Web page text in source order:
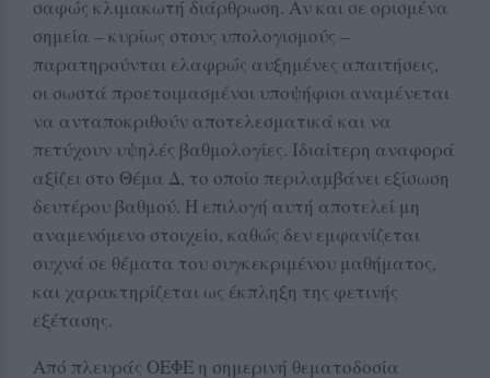
σαφώς κλιμακωτή διάρθρωση. Αν και σε ορισμένα
σημεία – κυρίως στους υπολογισμούς –
παρατηρούνται ελαφρώς αυξημένες απαιτήσεις,
οι σωστά προετοιμασμένοι υποψήφιοι αναμένεται
να ανταποκριθούν αποτελεσματικά και να
πετύχουν υψηλές βαθμολογίες. Ιδιαίτερη αναφορά
αξίζει στο Θέμα Δ, το οποίο περιλαμβάνει εξίσωση
δευτέρου βαθμού. Η επιλογή αυτή αποτελεί μη
αναμενόμενο στοιχείο, καθώς δεν εμφανίζεται
συχνά σε θέματα του συγκεκριμένου μαθήματος,
και χαρακτηρίζεται ως έκπληξη της φετινής
εξέτασης.
Από πλευράς ΟΕΦΕ η σημερινή θεματοδοσία